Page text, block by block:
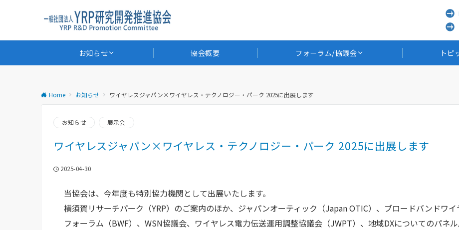
お知らせ 協会概要 フォーラム/協議会 トピ
Home お知らせ ワイヤレスジャパン×ワイヤレス・テクノロジー・パーク 2025に出展します
お知らせ 展示会
ワイヤレスジャパン×ワイヤレス・テクノロジー・パーク 2025に出展します
2025-04-30
当協会は、今年度も特別協力機関として出展いたします。
横須賀リサーチパーク（YRP）のご案内のほか、ジャパンオーティック（Japan OTIC）、ブロードバンドワイ
フォーラム（BWF）、WSN協議会、ワイヤレス電力伝送運用調整協議会（JWPT）、地域DXについてのパネ